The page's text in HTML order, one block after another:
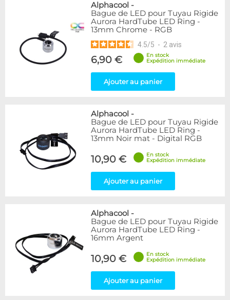
15
3
Mayhems
12
Monsoon
3
Tygon
XSPC
7
9
15
Plexi
5
Rouge
Transparent
40
Vert
Disponibilité / Promotions
Articles en promotions
Appliquer
Alphacool -
Bague de LED pour Tuyau Rigide
Aurora HardTube LED Ring -
13mm Chrome - RGB
4.5/5 - 2 avis
6,90 €
En stock
Expédition immédiate
Ajouter au panier
Alphacool -
Bague de LED pour Tuyau Rigide
Aurora HardTube LED Ring -
13mm Noir mat - Digital RGB
10,90 €
En stock
Expédition immédiate
Ajouter au panier
Alphacool -
Bague de LED pour Tuyau Rigide
Aurora HardTube LED Ring -
16mm Argent
10,90 €
En stock
Expédition immédiate
Ajouter au panier